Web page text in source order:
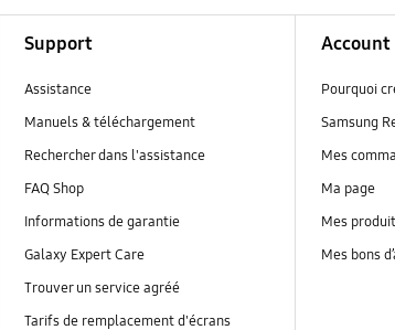
Support
Assistance
Manuels & téléchargement
Rechercher dans l'assistance
FAQ Shop
Informations de garantie
Galaxy Expert Care
Trouver un service agréé
Tarifs de remplacement d'écrans
Account
Pourquoi
Samsung
Mes
Ma page
Mes
Mes bons